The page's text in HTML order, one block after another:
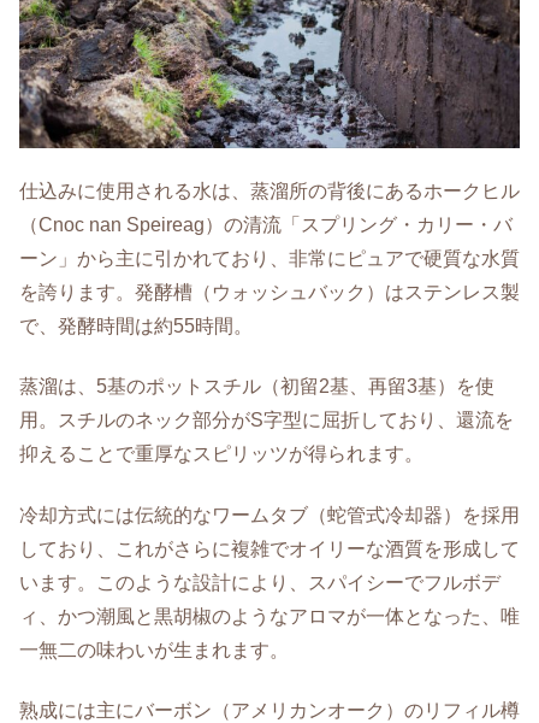
仕込みに使用される水は、蒸溜所の背後にあるホークヒル
（Cnoc nan Speireag）の清流「スプリング・カリー・バ
ーン」から主に引かれており、非常にピュアで硬質な水質
を誇ります。発酵槽（ウォッシュバック）はステンレス製
で、発酵時間は約55時間。
蒸溜は、5基のポットスチル（初留2基、再留3基）を使
用。スチルのネック部分がS字型に屈折しており、還流を
抑えることで重厚なスピリッツが得られます。
冷却方式には伝統的なワームタブ（蛇管式冷却器）を採用
しており、これがさらに複雑でオイリーな酒質を形成して
います。このような設計により、スパイシーでフルボデ
ィ、かつ潮風と黒胡椒のようなアロマが一体となった、唯
一無二の味わいが生まれます。
熟成には主にバーボン（アメリカンオーク）のリフィル樽